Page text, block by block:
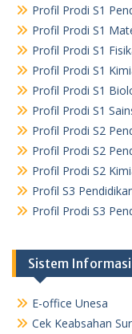
Profil Prodi S1
Profil Prodi S1
Profil Prodi S1
Profil Prodi S1
Profil Prodi S1
Profil Prodi S1
Profil Prodi S2
Profil Prodi S2
Profil Prodi S2
Profil S3
Profil Prodi S3
Sistem
E-office Unesa
Cek Keabsahan